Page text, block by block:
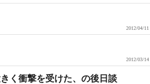
2012/04/11
2012/03/14
く衝撃を受けた、の後日談